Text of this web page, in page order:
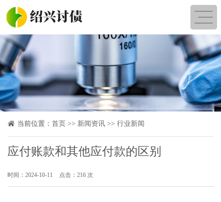
当前位置： 首页 >> 新闻资讯 >> 行业新闻
应付账款和其他应付款的区别
时间：2024-10-11 点击：216 次